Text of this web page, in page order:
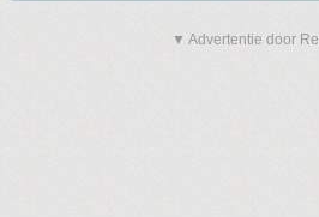
▼ Advertentie door